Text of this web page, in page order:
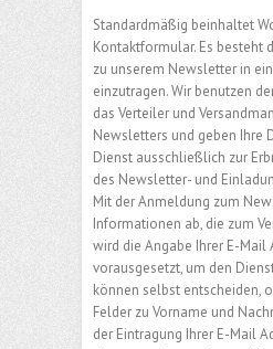
Standardmäßig beinhaltet
Kontaktformular. Es besteht
zu unserem Newsletter in
einzutragen. Wir benutzen
das Verteiler und
Newsletters und geben Ihre
Dienst ausschließlich zur
des Newsletter- und
Mit der Anmeldung zum
Informationen ab, die zum
wird die Angabe Ihrer E-Mail
vorausgesetzt, um den
können selbst entscheiden,
Felder zu Vorname und
der Eintragung Ihrer E-Mail